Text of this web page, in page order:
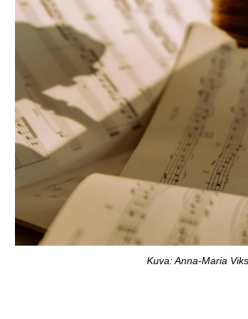
Kuva: Anna-Maria